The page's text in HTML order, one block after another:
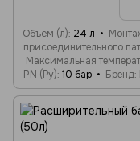
Объём (л) 24 л
присоединительного
Максимальная
PN (Ру) 10 бар Бренд